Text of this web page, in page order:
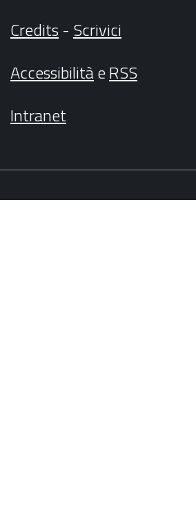
Credits- Scrivici
AccessibilitàeRSS
Intranet